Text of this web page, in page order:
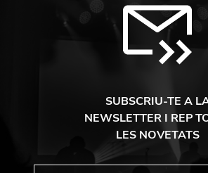
SUBSCRIU-TE A
NEWSLETTER I REP
LES NOVETATS